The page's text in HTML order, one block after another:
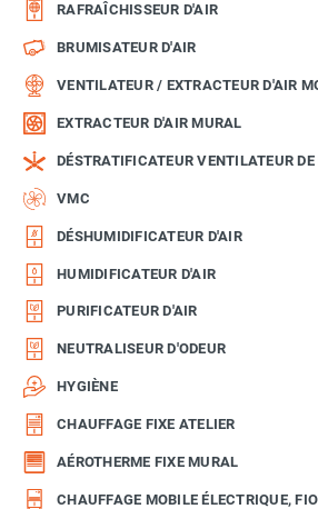
RAFRAÎCHISSEUR D'AIR
BRUMISATEUR D'AIR
VENTILATEUR / EXTRACTEUR D'AIR
EXTRACTEUR D'AIR MURAL
DÉSTRATIFICATEUR VENTILATEUR
VMC
DÉSHUMIDIFICATEUR D'AIR
HUMIDIFICATEUR D'AIR
PURIFICATEUR D'AIR
NEUTRALISEUR D'ODEUR
HYGIÈNE
CHAUFFAGE FIXE ATELIER
AÉROTHERME FIXE MURAL
CHAUFFAGE MOBILE ÉLECTRIQUE,